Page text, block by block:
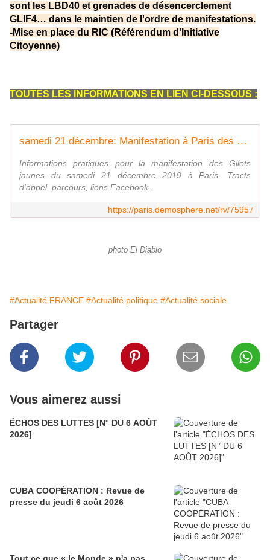
sont les LBD40 et grenades de désencerclement
GLIF4… dans le maintien de l'ordre de manifestations.
-Mise en place du RIC (Référendum d'Initiative
Citoyenne)
TOUTES LES INFORMATIONS EN LIEN CI-DESSOUS :
samedi 21 décembre: Manifestation à Paris des Gilets jaunes
Informations pratiques pour la manifestation des Gilets
jaunes du samedi 21 décembre 2019 à Paris. Tracts
d'appel, parcours, liens Facebook...
https://paris.demosphere.net/rv/75957
photo El Diablo
#Actualité FRANCE #Actualité politique #Actualité sociale
Partager
Vous aimerez aussi
ÉCHOS DES LUTTES [N° DU 6 AOÛT
2026]
CUBA COOPÉRATION : Revue de
presse du jeudi 6 août 2026